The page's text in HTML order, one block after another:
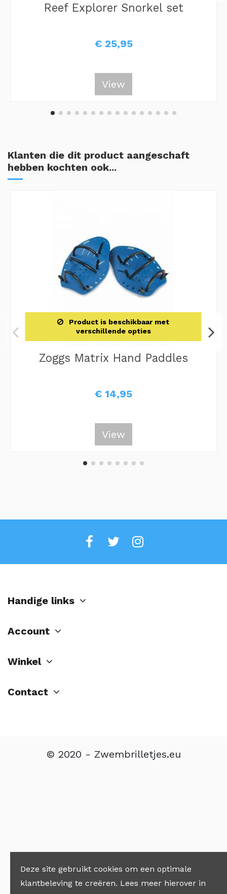
Reef Explorer Snorkel set
€ 25,95
View
Klanten die dit product aangeschaft
hebben kochten ook...
Product is beschikbaar met
verschillende opties
Zoggs Matrix Hand Paddles
€ 14,95
View
Handige links
Account
Winkel
Contact
© 2020 - Zwembrilletjes.eu
Deze site gebruikt cookies om een optimale
klantbeleving te creëren. Lees meer hierover in